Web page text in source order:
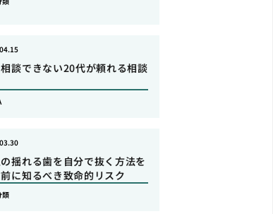
談できない20代が頼れる相談
揺れる歯を自分で抜く方法を
に知るべき致命的リスク
類